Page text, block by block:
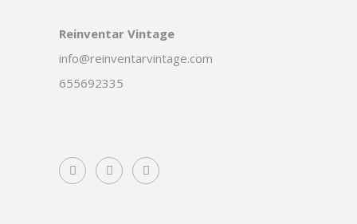
Reinventar Vintage
info@reinventarvintage.com
655692335